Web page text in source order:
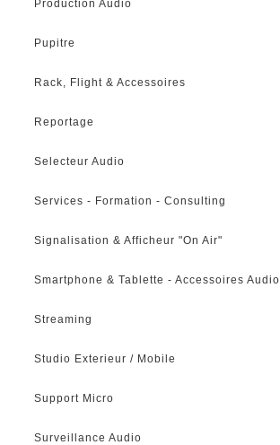
Production Audio
Pupitre
Rack, Flight & Accessoires
Reportage
Selecteur Audio
Services - Formation - Consulting
Signalisation & Afficheur "On Air"
Smartphone & Tablette - Accessoires Audio
Streaming
Studio Exterieur / Mobile
Support Micro
Surveillance Audio